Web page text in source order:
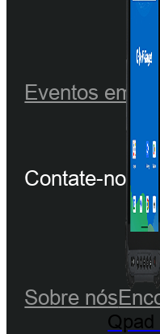
Qpad
Eventos em
Contate-nos
Sobre nós